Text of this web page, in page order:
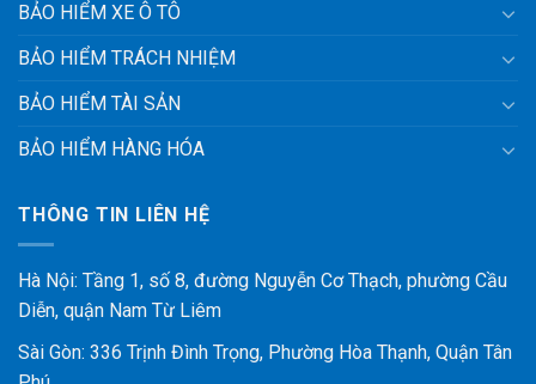
BẢO HIỂM XE Ô TÔ
BẢO HIỂM TRÁCH NHIỆM
BẢO HIỂM TÀI SẢN
BẢO HIỂM HÀNG HÓA
THÔNG TIN LIÊN HỆ
Hà Nội: Tầng 1, số 8, đường Nguyễn Cơ Thạch, phường Cầu
Diễn, quận Nam Từ Liêm
Sài Gòn: 336 Trịnh Đình Trọng, Phường Hòa Thạnh, Quận Tân